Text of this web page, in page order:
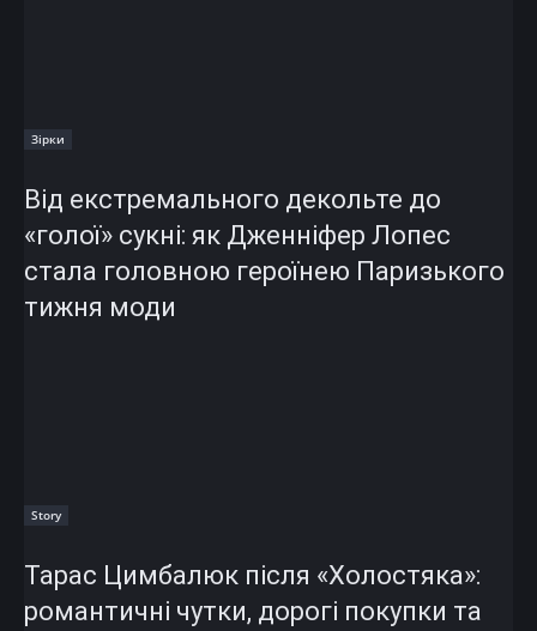
Зірки
Від екстремального декольте до
«голої» сукні: як Дженніфер Лопес
стала головною героїнею Паризького
тижня моди
Story
Тарас Цимбалюк після «Холостяка»:
романтичні чутки, дорогі покупки та